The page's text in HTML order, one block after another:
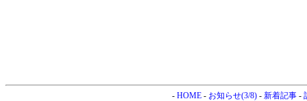
- HOME- お知らせ(3/8)- 新着記事-